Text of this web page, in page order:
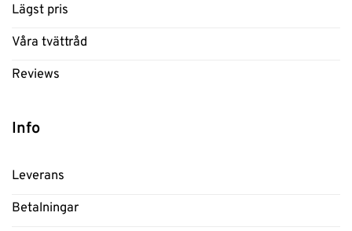
Lägst pris
Våra tvättråd
Reviews
Info
Leverans
Betalningar